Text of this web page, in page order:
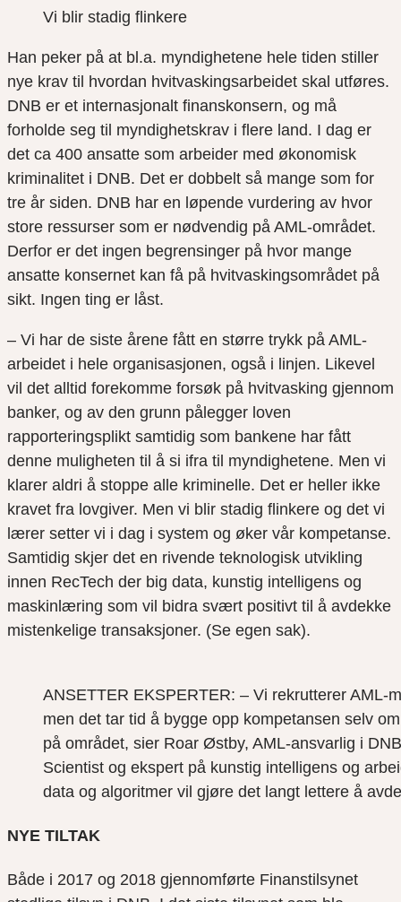
Vi blir stadig flinkere
Han peker på at bl.a. myndighetene hele tiden stiller
nye krav til hvordan hvitvaskingsarbeidet skal utføres.
DNB er et internasjonalt finanskonsern, og må
forholde seg til myndighetskrav i flere land. I dag er
det ca 400 ansatte som arbeider med økonomisk
kriminalitet i DNB. Det er dobbelt så mange som for
tre år siden. DNB har en løpende vurdering av hvor
store ressurser som er nødvendig på AML-området.
Derfor er det ingen begrensinger på hvor mange
ansatte konsernet kan få på hvitvaskingsområdet på
sikt. Ingen ting er låst.
– Vi har de siste årene fått en større trykk på AML-
arbeidet i hele organisasjonen, også i linjen. Likevel
vil det alltid forekomme forsøk på hvitvasking gjennom
banker, og av den grunn pålegger loven
rapporteringsplikt samtidig som bankene har fått
denne muligheten til å si ifra til myndighetene. Men vi
klarer aldri å stoppe alle kriminelle. Det er heller ikke
kravet fra lovgiver. Men vi blir stadig flinkere og det vi
lærer setter vi i dag i system og øker vår kompetanse.
Samtidig skjer det en rivende teknologisk utvikling
innen RecTech der big data, kunstig intelligens og
maskinlæring som vil bidra svært positivt til å avdekke
mistenkelige transaksjoner. (Se egen sak).
ANSETTER EKSPERTER: – Vi rekrutterer AML-
men det tar tid å bygge opp kompetansen selv
på området, sier Roar Østby, AML-ansvarlig i
Scientist og ekspert på kunstig intelligens og
data og algoritmer vil gjøre det langt lettere å
NYE TILTAK
Både i 2017 og 2018 gjennomførte Finanstilsynet